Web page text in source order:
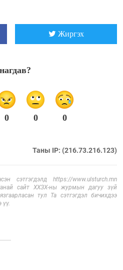
Жиргэх
0 0 0
Таны IP: (216.73.216.123)
сэтгэгдэлд https://www.ulsturch.mn
сайт ХХЗХ-ны журмын дагуу зүй
тул Та сэтгэгдэл бичихдээ
үү.